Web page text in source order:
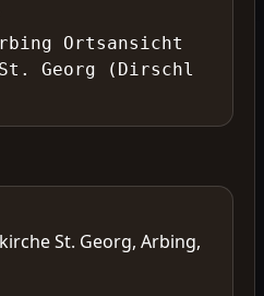
Ortsansicht
Georg (Dirschl
St. Georg, Arbing,